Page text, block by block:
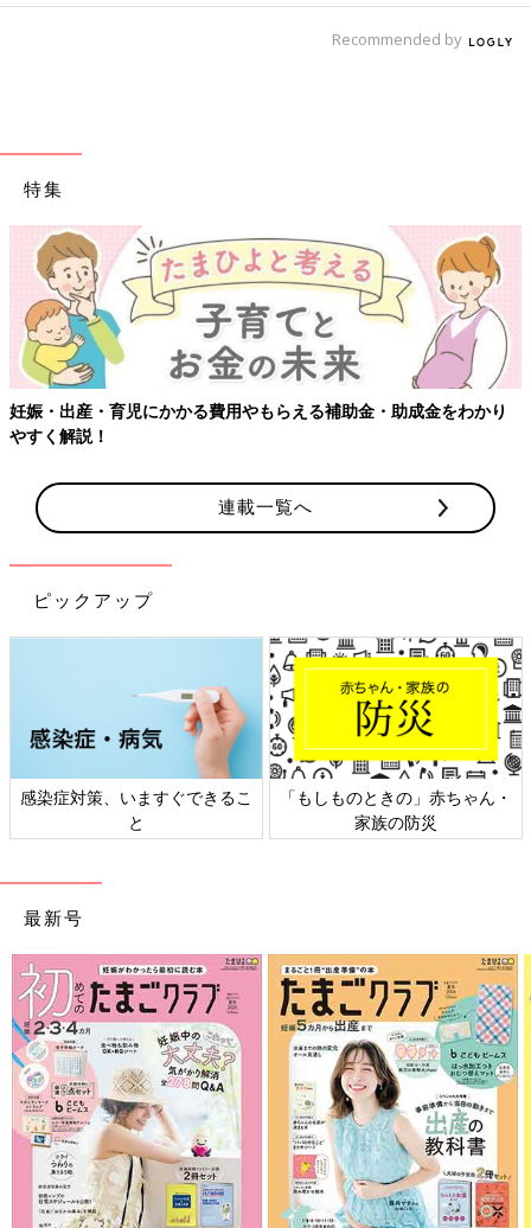
Recommended by
特集
【ワクチン接種できるものも】妊婦の感染症対策、知っておいて！
連載一覧へ
ピックアップ
日本外来小児科学会リーフレッ
ト検討会
六星占術 細木かおりさんの人生
相談
最新号